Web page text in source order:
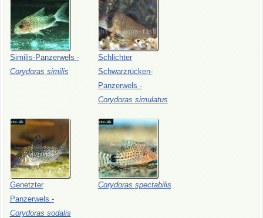
Similis-Panzerwels -
Corydoras similis
Schlichter
Schwarzrücken-
Panzerwels -
Corydoras simulatus
Genetzter
Panzerwels -
Corydoras sodalis
Corydoras spectabilis